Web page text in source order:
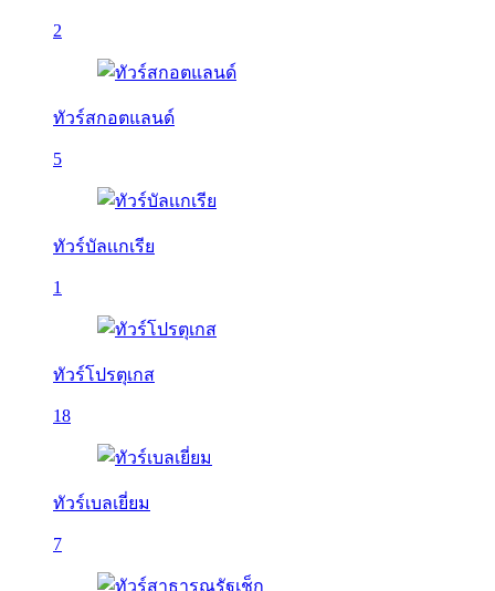
2
ทัวร์สกอตแลนด์
5
ทัวร์บัลเเกเรีย
1
ทัวร์โปรตุเกส
18
ทัวร์เบลเยี่ยม
7